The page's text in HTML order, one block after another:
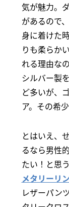
気が魅力。
があるので
身に着けた
りも柔らか
れる理由な
シルバー製
ど多いが、
ア。その希
とはいえ、
るなら男性
たい！と思
メタリーリ
レザーパン